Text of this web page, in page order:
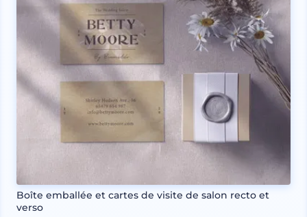
Boîte emballée et cartes de visite de salon recto et
verso